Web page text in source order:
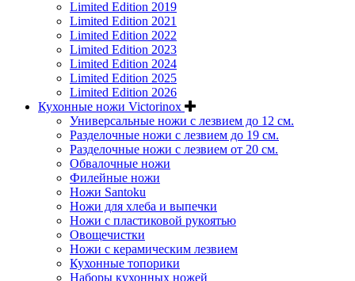
Limited Edition 2019
Limited Edition 2021
Limited Edition 2022
Limited Edition 2023
Limited Edition 2024
Limited Edition 2025
Limited Edition 2026
Кухонные ножи Victorinox
Универсальные ножи с лезвием до 12 см.
Разделочные ножи с лезвием до 19 см.
Разделочные ножи с лезвием от 20 см.
Обвалочные ножи
Филейные ножи
Ножи Santoku
Ножи для хлеба и выпечки
Ножи с пластиковой рукоятью
Овощечистки
Ножи с керамическим лезвием
Кухонные топорики
Наборы кухонных ножей